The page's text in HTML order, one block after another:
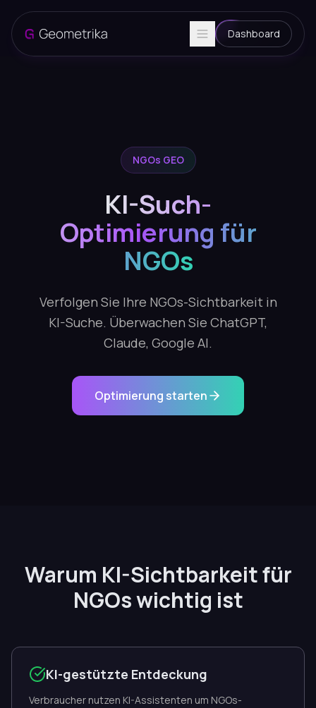
Dashboard
NGOs GEO
KI-Such-
Optimierung für
NGOs
Verfolgen Sie Ihre NGOs-Sichtbarkeit in
KI-Suche. Überwachen Sie ChatGPT,
Claude, Google AI.
Optimierung starten
Warum KI-Sichtbarkeit für
NGOs wichtig ist
KI-gestützte Entdeckung
Verbraucher nutzen KI-Assistenten um NGOs-